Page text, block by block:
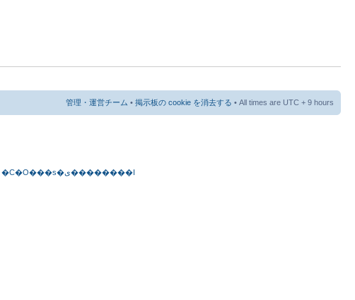
管理・運営チーム • 掲示板の cookie を消去する • All times are UTC + 9 hours
�C�O���s�ی��������I